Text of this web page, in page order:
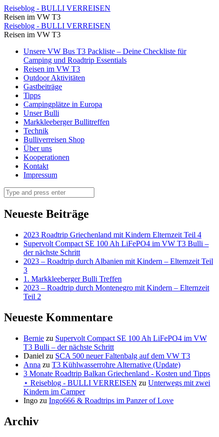
In
Esztergom
schauen
wir
die
größte
Kirche
Ungarns
Reiseblog
BULLI
VERREISEN
Reiseblog - BULLI VERREISEN
Reisen im VW T3
In
Esztergom
schauen
wir
uns
die
größte
Kirche
Ungarns
Reiseblog
-
BULLI
VERREISEN
Reiseblog - BULLI VERREISEN
Reisen im VW T3
Skip
content
Unsere VW Bus T3 Packliste – Deine Checkliste für
Camping und Roadtrip Essentials
Reisen im VW T3
Outdoor Aktivitäten
Gastbeiträge
Tipps
Campingplätze in Europa
Unser Bulli
Markkleeberger Bullitreffen
Technik
Bulliverreisen Shop
Über uns
Kooperationen
Kontakt
Impressum
Search
Neueste Beiträge
2023 Roadtrip Griechenland mit Kindern Elternzeit Teil 4
Supervolt Compact SE 100 Ah LiFePO4 im VW T3 Bulli –
der nächste Schritt
2023 – Roadtrip durch Albanien mit Kindern – Elternzeit Teil
3
1. Markkleeberger Bulli Treffen
2023 – Roadtrip durch Montenegro mit Kindern – Elternzeit
Teil 2
Neueste Kommentare
Bernie zu Supervolt Compact SE 100 Ah LiFePO4 im VW
T3 Bulli – der nächste Schritt
Daniel zu SCA 500 neuer Faltenbalg auf dem VW T3
Anna zu T3 Kühlwasserrohre Alternative (Update)
3 Monate Roadtrip Balkan Griechenland - Kosten und Tipps
⋆ Reiseblog - BULLI VERREISEN zu Unterwegs mit zwei
Kindern im Camper
Ingo zu Ingo666 & Roadtrips im Panzer of Love
Archiv